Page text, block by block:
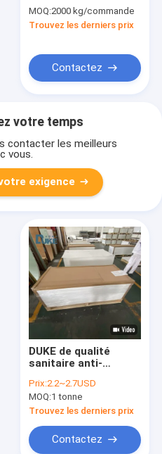
Friendly 2mm 3mm
5mm
MOQ:2000 kg/commande
Trouvez les derniers prix
Contactez
votre temps
contacter les meilleurs
vous.
exigence
DUKE de qualité
sanitaire anti-
baignoire PMMA
blanche
personnalisable en
tôle acrylique PE 5
mm 8 mm
personnalisable
Prix:2.2~2.7USD
MOQ:1 tonne
Trouvez les derniers prix
Contactez